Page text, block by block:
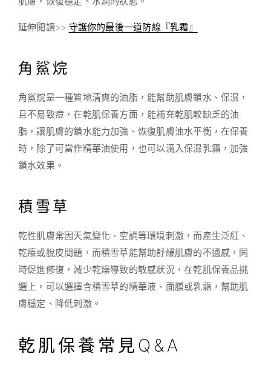
延伸閱讀>> 守護你的最後一道防線『乳霜』
角鯊烷
角鯊烷是一種質地清爽的油脂，能幫助肌膚鎖水、保濕，
且不易致痘，在乾肌保養方面，能補充乾肌較缺乏的油
脂，讓肌膚的鎖水能力加強、恢復肌膚油水平衡，在保養
時，除了可當作精華油使用，也可以滴入保濕乳霜，加強
鎖水效果。
積雪草
乾性肌膚常因天氣變化、空調等環境刺激，而產生泛紅、
乾癢或脫皮問題，而積雪草能幫助舒緩肌膚的不適感，同
時促進修復，減少乾燥導致的敏感狀況，在乾肌保養品挑
選上，可以選擇含積雪草的精華液、面膜或乳霜，幫助肌
膚穩定、降低刺激。
乾肌保養常見Q&A